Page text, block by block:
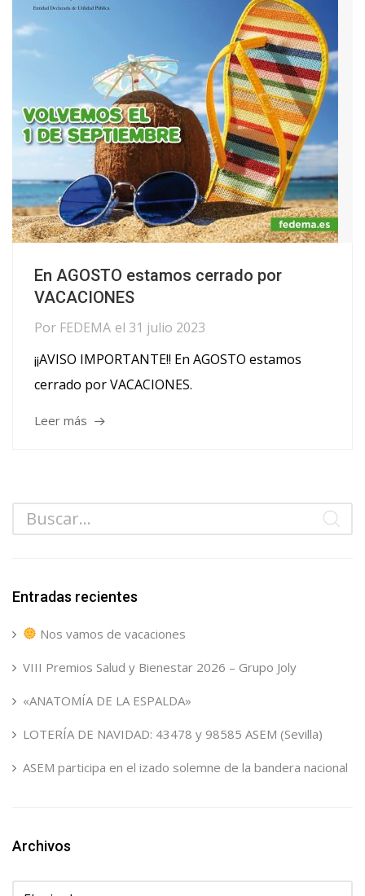
En AGOSTO estamos cerrado por
VACACIONES
Por FEDEMA el 31 julio 2023
¡¡AVISO IMPORTANTE!! En AGOSTO estamos
cerrado por VACACIONES.
Leer más
Entradas recientes
Nos vamos de vacaciones
VIII Premios Salud y Bienestar 2026 – Grupo Joly
«ANATOMÍA DE LA ESPALDA»
LOTERÍA DE NAVIDAD: 43478 y 98585 ASEM (Sevilla)
ASEM participa en el izado solemne de la bandera nacional
Archivos
Archivos